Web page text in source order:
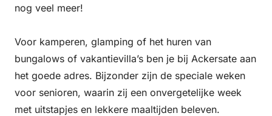
nog veel meer!
Voor kamperen, glamping of het huren van
bungalows of vakantievilla’s ben je bij Ackersate aan
het goede adres. Bijzonder zijn de speciale weken
voor senioren, waarin zij een onvergetelijke week
met uitstapjes en lekkere maaltijden beleven.